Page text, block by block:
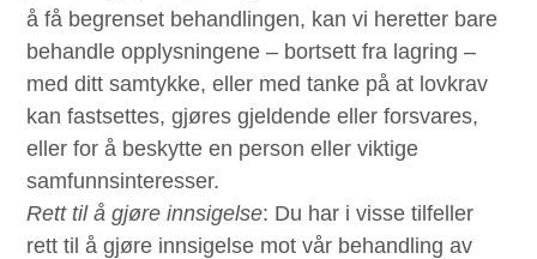
å få begrenset behandlingen, kan vi heretter bare
behandle opplysningene – bortsett fra lagring –
med ditt samtykke, eller med tanke på at lovkrav
kan fastsettes, gjøres gjeldende eller forsvares,
eller for å beskytte en person eller viktige
samfunnsinteresser.
Rett til å gjøre innsigelse: Du har i visse tilfeller
rett til å gjøre innsigelse mot vår behandling av